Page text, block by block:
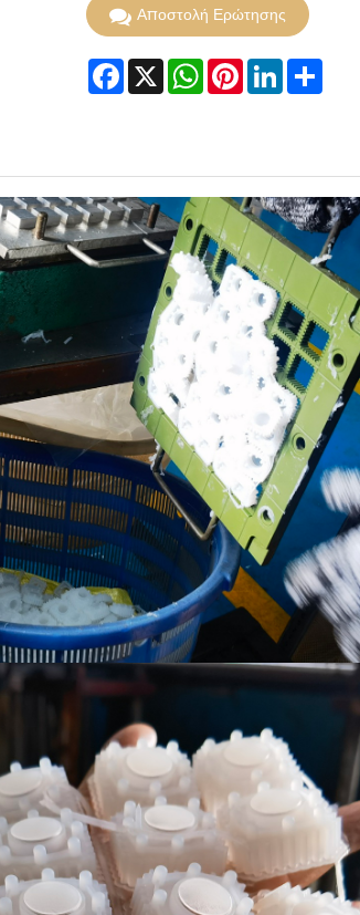
Αποστολή Ερώτησης
Facebook
X WhatsApp
Pinterest
LinkedInShare